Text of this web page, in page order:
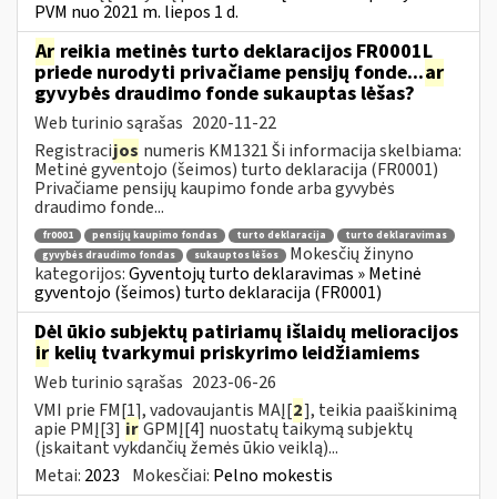
PVM nuo 2021 m. liepos 1 d.
Ar reikia metinės turto deklaracijos FR0001L
priede nurodyti privačiame pensijų fonde...ar
gyvybės draudimo fonde sukauptas lėšas?
Web turinio sąrašas 2020-11-22
Registracijos numeris KM1321 Ši informacija skelbiama:
Metinė gyventojo (šeimos) turto deklaracija (FR0001)
Privačiame pensijų kaupimo fonde arba gyvybės
draudimo fonde...
fr0001 pensijų kaupimo fondas turto deklaracija
turto deklaravimas
gyvybės draudimo fondas
sukauptos lėšos
Mokesčių žinyno
kategorijos:Gyventojų turto deklaravimas » Metinė
gyventojo (šeimos) turto deklaracija (FR0001)
Dėl ūkio subjektų patiriamų išlaidų melioracijos
ir kelių tvarkymui priskyrimo leidžiamiems
Web turinio sąrašas 2023-06-26
VMI prie FM[1], vadovaujantis MAĮ[2], teikia paaiškinimą
apie PMĮ[3]irGPMĮ[4] nuostatų taikymą subjektų
(įskaitant vykdančių žemės ūkio veiklą)...
Metai: 2023 Mokesčiai: Pelno mokestis